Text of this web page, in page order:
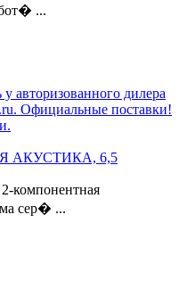
...
АКУСТИКА, 6,5
компонентная
сер� ...